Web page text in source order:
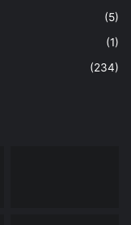
(5)
(1)
(234)